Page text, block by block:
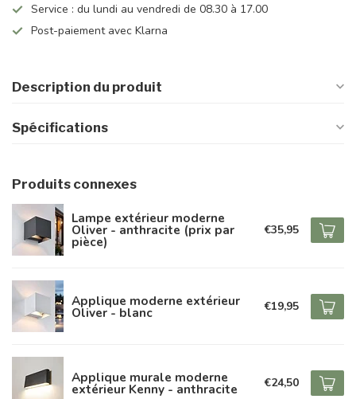
Service : du lundi au vendredi de 08.30 à 17.00
Post-paiement avec Klarna
Description du produit
Spécifications
Produits connexes
Lampe extérieur moderne
Oliver - anthracite (prix par
pièce)
€35,95
Applique moderne extérieur
Oliver - blanc €19,95
Applique murale moderne
extérieur Kenny - anthracite €24,50